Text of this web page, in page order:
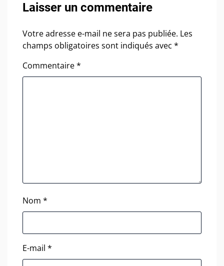
Laisser un commentaire
Votre adresse e-mail ne sera pas publiée. Les
champs obligatoires sont indiqués avec *
Commentaire*
Nom *
E-mail *